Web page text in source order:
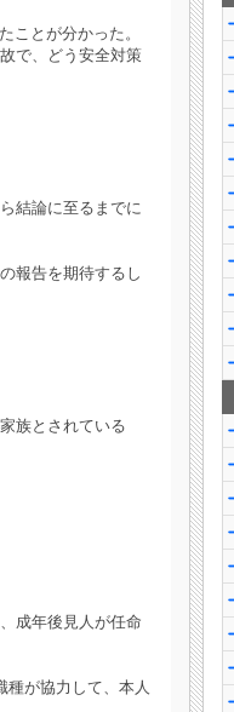
ことが分かった。
で、どう安全対策
結論に至るまでに
報告を期待するし
族とされている
成年後見人が任命
種が協力して、本人